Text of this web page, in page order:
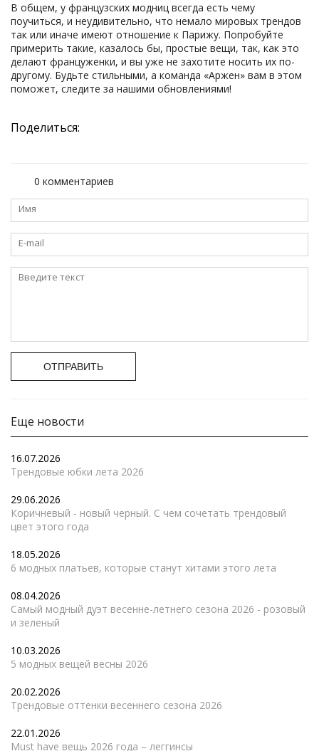
В общем, у французских модниц всегда есть чему
поучиться, и неудивительно, что немало мировых трендов
так или иначе имеют отношение к Парижу. Попробуйте
примерить такие, казалось бы, простые вещи, так, как это
делают француженки, и вы уже не захотите носить их по-
другому. Будьте стильными, а команда «Аржен» вам в этом
поможет, следите за нашими обновлениями!
Поделиться:
0 комментариев
ОТПРАВИТЬ
Еще новости
16.07.2026
Трендовые юбки лета 2026
29.06.2026
Коричневый - новый черный. С чем сочетать трендовый
цвет этого года
18.05.2026
6 модных платьев, которые станут хитами этого лета
08.04.2026
Самый модный дуэт весенне-летнего сезона 2026 - розовый
и зеленый
10.03.2026
5 модных вещей весны 2026
20.02.2026
Трендовые оттенки весеннего сезона 2026
22.01.2026
Must have вещь 2026 года – леггинсы